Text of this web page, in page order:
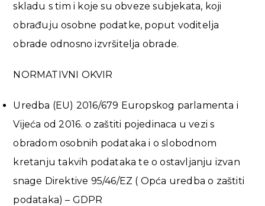
skladu s tim i koje su obveze subjekata, koji
obrađuju osobne podatke, poput voditelja
obrade odnosno izvršitelja obrade.
NORMATIVNI OKVIR
Uredba (EU) 2016/679 Europskog parlamenta i
Vijeća od 2016. o zaštiti pojedinaca u vezi s
obradom osobnih podataka i o slobodnom
kretanju takvih podataka te o ostavljanju izvan
snage Direktive 95/46/EZ ( Opća uredba o zaštiti
podataka) – GDPR